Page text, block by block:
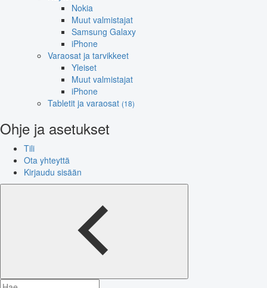
Nokia
Muut valmistajat
Samsung Galaxy
iPhone
Varaosat ja tarvikkeet
Yleiset
Muut valmistajat
iPhone
Tabletit ja varaosat (18)
Ohje ja asetukset
Tili
Ota yhteyttä
Kirjaudu sisään